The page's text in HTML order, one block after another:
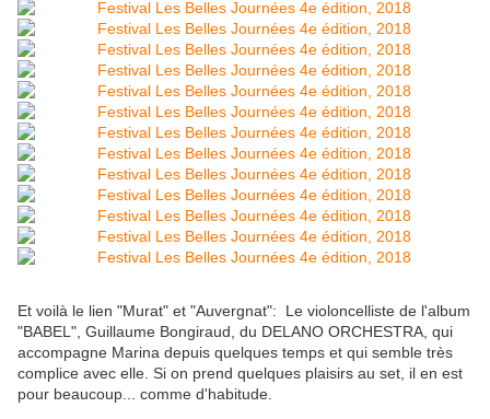
Et voilà le lien "Murat" et "Auvergnat": Le violoncelliste de l'album
"BABEL", Guillaume Bongiraud, du DELANO ORCHESTRA, qui
accompagne Marina depuis quelques temps et qui semble très
complice avec elle. Si on prend quelques plaisirs au set, il en est
pour beaucoup... comme d'habitude.